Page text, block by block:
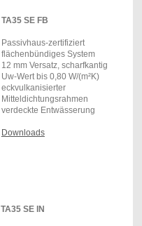
TA35 SE FB
Passivhaus-zertifiziert
flächenbündiges System
12 mm Versatz, scharfkantig
Uw-Wert bis 0,80 W/(m²K)
eckvulkanisierter
Mitteldichtungsrahmen
verdeckte Entwässerung
Downloads
TA35 SE IN